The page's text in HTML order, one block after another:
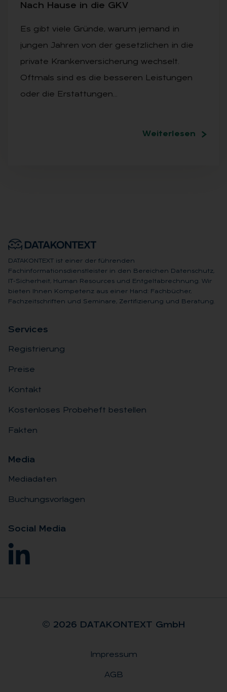
Nach Hau­se in die GKV
Es gibt viele Gründe, warum jemand in
jungen Jahren von der gesetzlichen in die
private Krankenversicherung wechselt.
Oftmals sind es die besseren Leistungen
oder die Erstattungen…
Weiterlesen
DATAKONTEXT ist einer der führenden
Fachinformationsdienstleister in den Bereichen Datenschutz,
IT-Sicherheit, Human Resources und Entgeltabrechnung. Wir
bieten Ihnen Kompetenz aus einer Hand: Fachbücher,
Fachzeitschriften und Seminare, Zertifizierung und Beratung.
Ser­vices
Registrierung
Preise
Kontakt
Kostenloses Probeheft bestellen
Fakten
Me­dia
Mediadaten
Buchungsvorlagen
So­ci­al Me­dia
© 2026 DA­TA­KON­TEXT GmbH
Impressum
AGB